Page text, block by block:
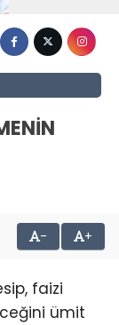
- +
faizi
ümit